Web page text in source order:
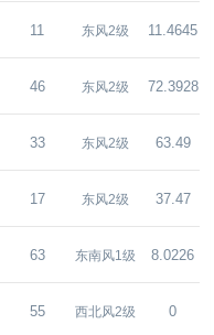
11 东风2级 11.4645
46 东风2级 72.3928
33 东风2级 63.49
17 东风2级 37.47
63 东南风1级 8.0226
55 西北风2级 0